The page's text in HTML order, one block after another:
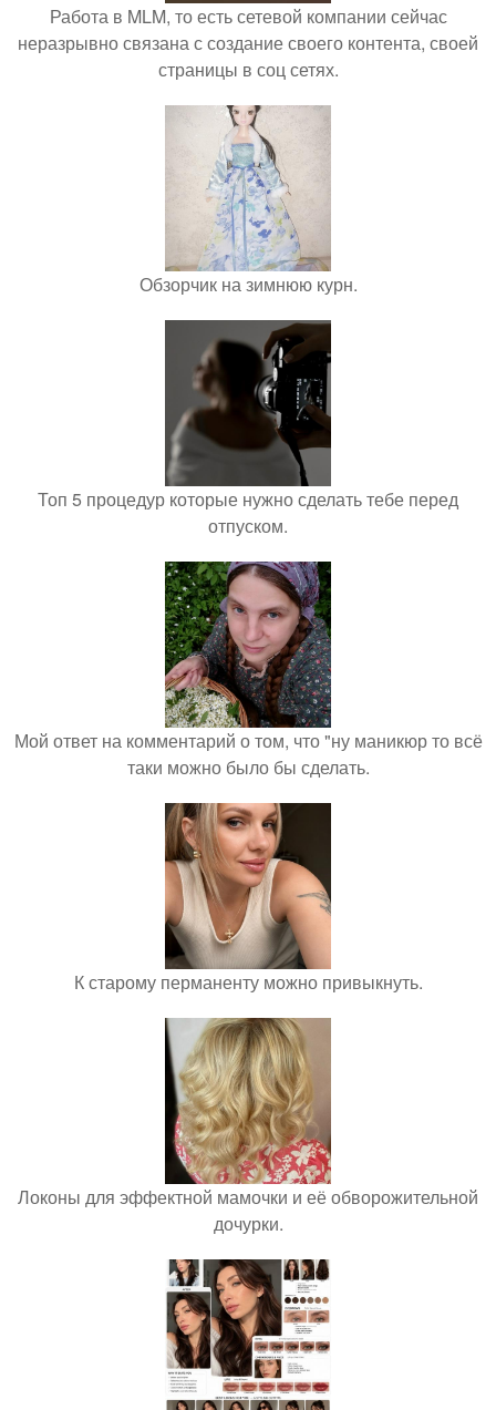
Работа в MLM, то есть сетевой компании сейчас
неразрывно связана с создание своего контента, своей
страницы в соц сетях.
Обзорчик на зимнюю курн.
Топ 5 процедур которые нужно сделать тебе перед
отпуском.
Мой ответ на комментарий о том, что "ну маникюр то всё
таки можно было бы сделать.
К старому перманенту можно привыкнуть.
Локоны для эффектной мамочки и её обворожительной
дочурки.